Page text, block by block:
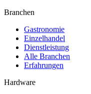
Branchen
Gastronomie
Einzelhandel
Dienstleistung
Alle Branchen
Erfahrungen
Hardware